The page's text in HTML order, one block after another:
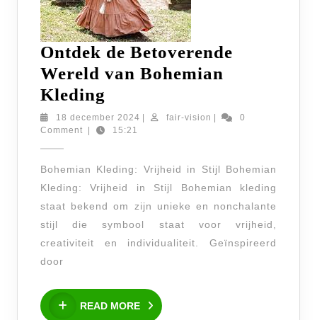
Ontdek de Betoverende
Wereld van Bohemian
Kleding
de
Betoverende
van
Bohemian
Kleding
18 december 2024 18
fair-vision fair-
0
Comment
15:21
Bohemian Kleding: Vrijheid in Stijl Bohemian
Kleding: Vrijheid in Stijl Bohemian kleding
staat bekend om zijn unieke en nonchalante
stijl die symbool staat voor vrijheid,
creativiteit en individualiteit. Geïnspireerd
door
READ MORE
READ
MORE